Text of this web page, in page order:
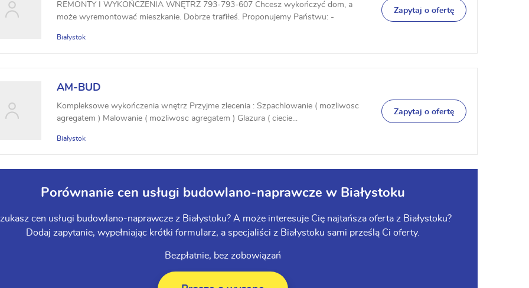
REMONTY I WYKOŃCZENIA WNĘTRZ 793-793-607 Chcesz wykończyć dom, a
może wyremontować mieszkanie. Dobrze trafiłeś. Proponujemy Państwu: -
Białystok
Zapytaj o ofertę
AM-BUD
Kompleksowe wykończenia wnętrz Przyjme zlecenia : Szpachlowanie ( mozliwosc
agregatem ) Malowanie ( mozliwosc agregatem ) Glazura ( ciecie...
Białystok
Zapytaj o ofertę
Porównanie cen usługi budowlano-naprawcze w Białystoku
cen usługi budowlano-naprawcze z Białystoku? A może interesuje Cię najtańsza oferta z Białystoku?
Dodaj zapytanie, wypełniając krótki formularz, a specjaliści z Białystoku sami prześlą Ci oferty.
Bezpłatnie, bez zobowiązań